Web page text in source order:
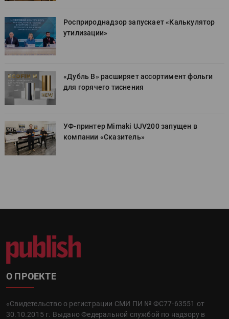
Росприроднадзор запускает «Калькулятор
утилизации»
«Дубль В» расширяет ассортимент фольги
для горячего тиснения
УФ-принтер Mimaki UJV200 запущен в
компании «Сказитель»
О ПРОЕКТЕ
«Свидетельство о регистрации СМИ ПИ № ФС77-63551 от
30.10.2015 г. Выдано Федеральной службой по надзору в